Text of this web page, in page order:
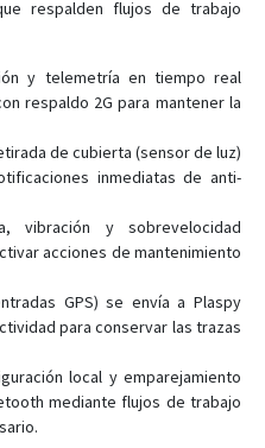
respalden flujos de trabajo
y telemetría en tiempo real
respaldo 2G para mantener la
de cubierta (sensor de luz)
inmediatas de anti-
vibración y sobrevelocidad
acciones de mantenimiento
GPS) se envía a Plaspy
para conservar las trazas
local y emparejamiento
mediante flujos de trabajo